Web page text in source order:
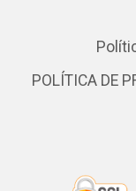
POLÍTICA DE